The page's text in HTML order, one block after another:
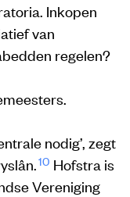
Inkopen
van
regelen?
nodig’, zegt
10 Hofstra is
Vereniging